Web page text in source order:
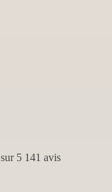
5 141 avis